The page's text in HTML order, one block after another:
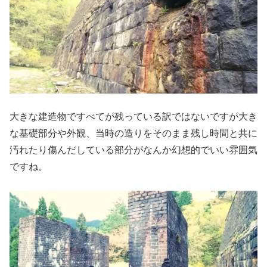
大きな建造物ですべてが残っている訳ではないですが大き
な基礎部分や外観、当時の造りをそのまま残し時間と共に
汚れたり傷んだしている部分がなんか幻想的でいい雰囲気
ですね。